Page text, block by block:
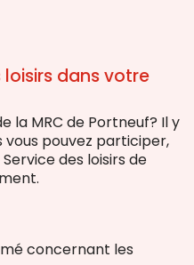
dans votre
la MRC de Portneuf? Il y
vous pouvez participer,
des loisirs de
concernant les